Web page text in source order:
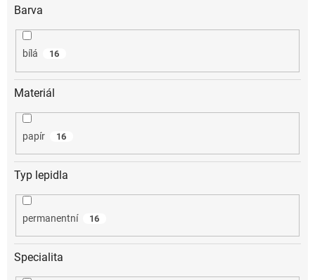
Barva
bílá 16
Materiál
papír 16
Typ lepidla
permanentní 16
Specialita